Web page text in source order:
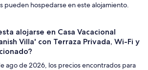
pueden hospedarse en este alojamiento.
alojarse en Casa Vacacional
Villa' con Terraza Privada, Wi-Fi y
ago de 2026, los precios encontrados para